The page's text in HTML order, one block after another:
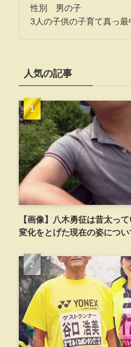
性別 男の子
3人の子供の子育て真っ最
人気の記事
【画像】八木勇征は昔太
変化をとげた現在の姿につ